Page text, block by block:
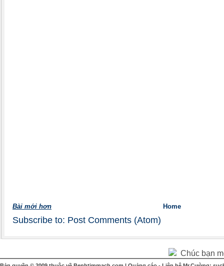
Bài mới hơn Home
Subscribe to: Post Comments (Atom)
Chúc bạn